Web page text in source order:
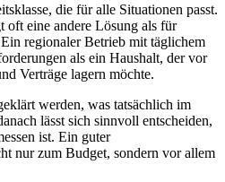
die für alle Situationen passt.
oft eine andere Lösung als für
regionaler Betrieb mit täglichem
als ein Haushalt, der vor
Verträge lagern möchte.
werden, was tatsächlich im
lässt sich sinnvoll entscheiden,
ist. Ein guter
nur zum Budget, sondern vor allem